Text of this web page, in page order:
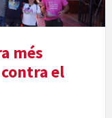
més
el